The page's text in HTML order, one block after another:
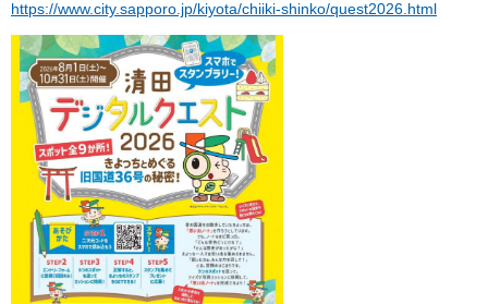
https://www.city.sapporo.jp/kiyota/chiiki-shinko/quest2026.html